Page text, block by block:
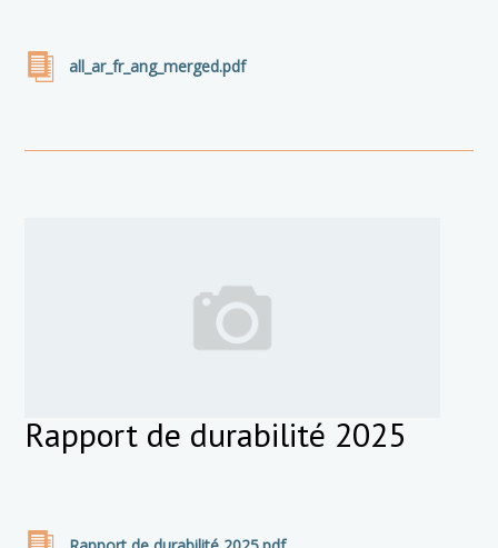
all_ar_fr_ang_merged.pdf
Rapport de durabilité 2025